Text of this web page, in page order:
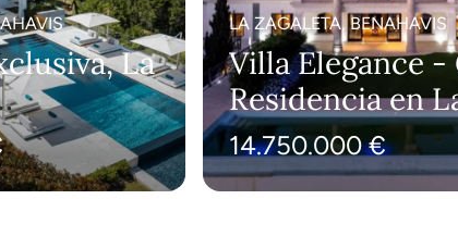
La
Única
LA ZAGALETA, BENAHAVIS
Villa Elegance -
Residencia en
Zagaleta
14.750.000 €